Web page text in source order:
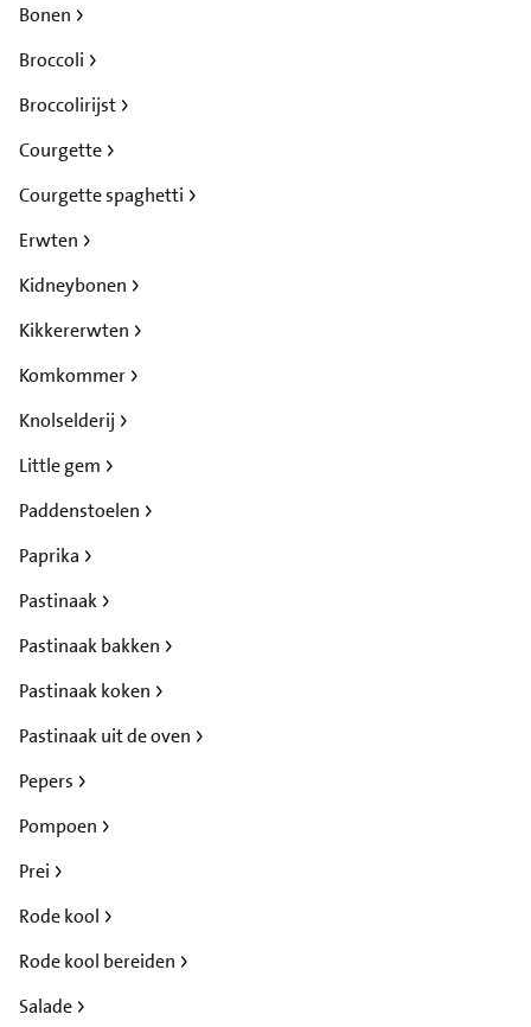
Bonen
Broccoli
Broccolirijst
Courgette
Courgette spaghetti
Erwten
Kidneybonen
Kikkererwten
Komkommer
Knolselderij
Little gem
Paddenstoelen
Paprika
Pastinaak
Pastinaak bakken
Pastinaak koken
Pastinaak uit de oven
Pepers
Pompoen
Prei
Rode kool
Rode kool bereiden
Salade